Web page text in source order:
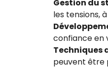
Gestion du
les tensions,
confiance en
Techniques
peuvent être